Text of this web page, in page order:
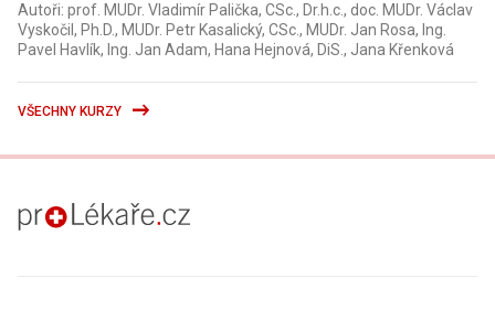
Autoři: prof. MUDr. Vladimír Palička, CSc., Dr.h.c., doc. MUDr. Václav
Vyskočil, Ph.D., MUDr. Petr Kasalický, CSc., MUDr. Jan Rosa, Ing.
Pavel Havlík, Ing. Jan Adam, Hana Hejnová, DiS., Jana Křenková
VŠECHNY KURZY
proLékaře.cz